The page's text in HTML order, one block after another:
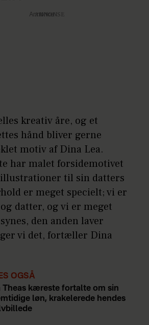
Annonce
kreativ åre, og et
hånd bliver gerne
motiv af Dina Lea.
har malet forsidemotivet
til sin datters
er meget specielt; vi er
datter, og vi er meget
den anden laver
vi det, fortæller Dina
OGSÅ
Theas kæreste fortalte om sin
løn, krakelerede hendes